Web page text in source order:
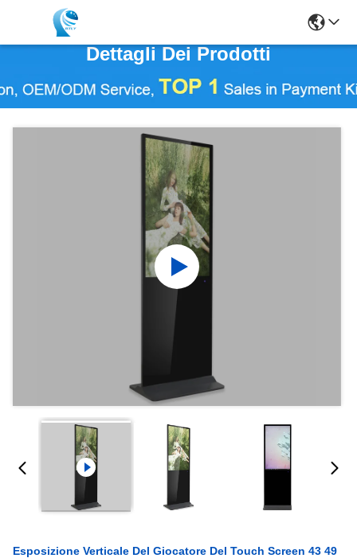
Dettagli Dei Prodotti
Esposizione Verticale Del Giocatore Del Touch Screen 43 49